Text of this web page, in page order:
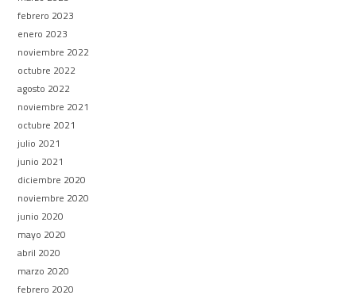
febrero 2023
enero 2023
noviembre 2022
octubre 2022
agosto 2022
noviembre 2021
octubre 2021
julio 2021
junio 2021
diciembre 2020
noviembre 2020
junio 2020
mayo 2020
abril 2020
marzo 2020
febrero 2020